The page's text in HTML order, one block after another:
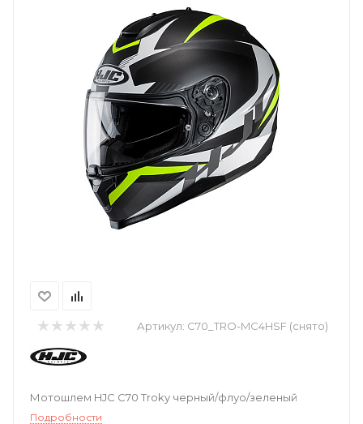
Артикул: C70_TRO-MC4HSF (снято)
Мотошлем HJC C70 Troky черный/флуо/зеленый
Подробности